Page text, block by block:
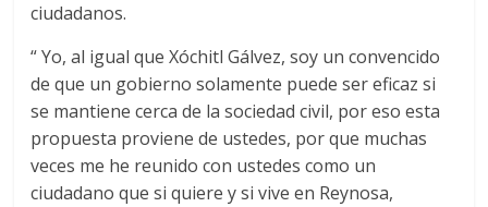
ciudadanos.
“ Yo, al igual que Xóchitl Gálvez, soy un convencido
de que un gobierno solamente puede ser eficaz si
se mantiene cerca de la sociedad civil, por eso esta
propuesta proviene de ustedes, por que muchas
veces me he reunido con ustedes como un
ciudadano que si quiere y si vive en Reynosa,